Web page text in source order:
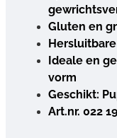
Gluten en
Ideale en
vorm
Geschikt:
Art.nr. 022